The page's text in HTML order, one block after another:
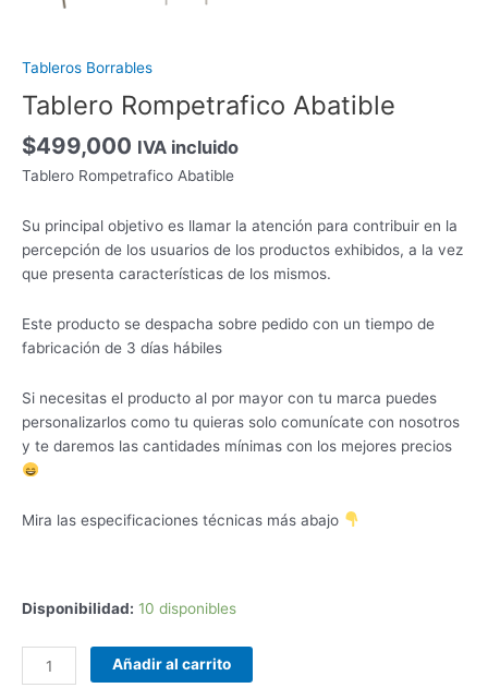
Tableros Borrables
Tablero Rompetrafico Abatible
$499,000 IVA incluido
Tablero Rompetrafico Abatible
Su principal objetivo es llamar la atención para contribuir en la
percepción de los usuarios de los productos exhibidos, a la vez
que presenta características de los mismos.
Este producto se despacha sobre pedido con un tiempo de
fabricación de 3 días hábiles
Si necesitas el producto al por mayor con tu marca puedes
personalizarlos como tu quieras solo comunícate con nosotros
y te daremos las cantidades mínimas con los mejores precios
Mira las especificaciones técnicas más abajo
Disponibilidad: 10 disponibles
Añadir al carrito